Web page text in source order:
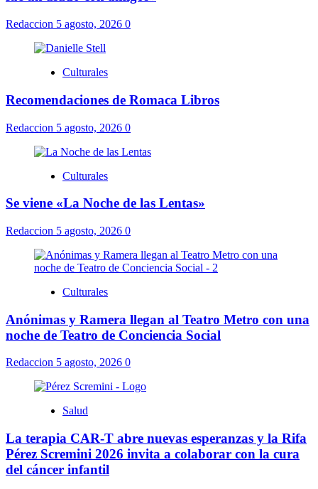
Redaccion 5 agosto, 2026 0
Culturales
Recomendaciones de Romaca Libros
Redaccion 5 agosto, 2026 0
Culturales
Se viene «La Noche de las Lentas»
Redaccion 5 agosto, 2026 0
Culturales
Anónimas y Ramera llegan al Teatro Metro con una
noche de Teatro de Conciencia Social
Redaccion 5 agosto, 2026 0
Salud
La terapia CAR-T abre nuevas esperanzas y la Rifa
Pérez Scremini 2026 invita a colaborar con la cura
del cáncer infantil